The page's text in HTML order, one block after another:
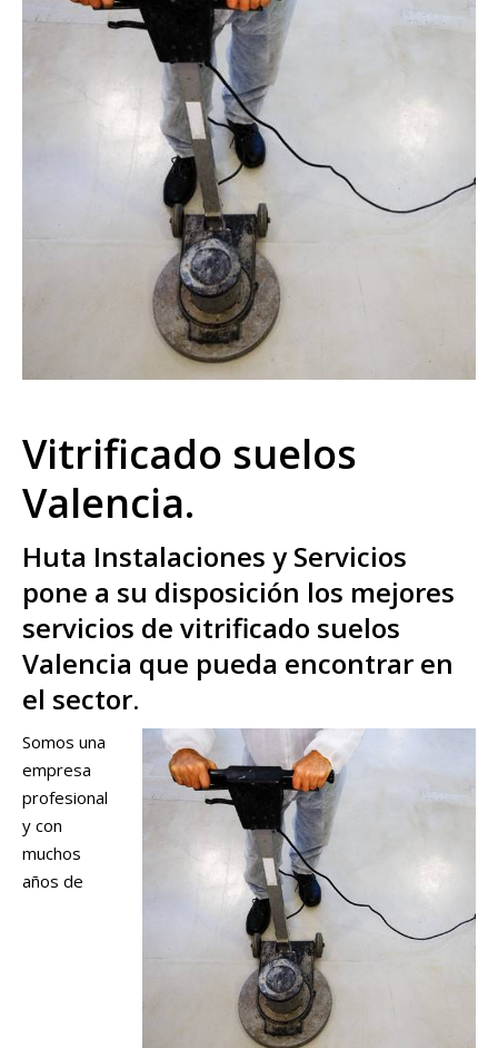
Vitrificado suelos
Valencia.
Huta Instalaciones y Servicios
pone a su disposición los mejores
servicios de vitrificado suelos
Valencia que pueda encontrar en
el sector.
Somos una
empresa
profesional
y con
muchos
años de